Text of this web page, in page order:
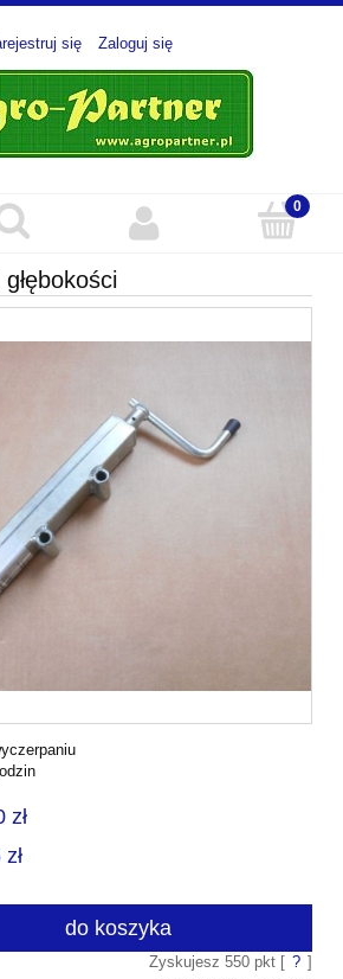
się Zaloguj się
zł
do koszyka
Zyskujesz 550pkt [ ? ]